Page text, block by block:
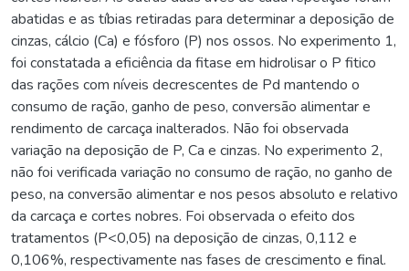
abatidas e as tíbias retiradas para determinar a deposição de
cinzas, cálcio (Ca) e fósforo (P) nos ossos. No experimento 1,
foi constatada a eficiência da fitase em hidrolisar o P fitico
das rações com níveis decrescentes de Pd mantendo o
consumo de ração, ganho de peso, conversão alimentar e
rendimento de carcaça inalterados. Não foi observada
variação na deposição de P, Ca e cinzas. No experimento 2,
não foi verificada variação no consumo de ração, no ganho de
peso, na conversão alimentar e nos pesos absoluto e relativo
da carcaça e cortes nobres. Foi observada o efeito dos
tratamentos (P<0,05) na deposição de cinzas, 0,112 e
0,106%, respectivamente nas fases de crescimento e final.